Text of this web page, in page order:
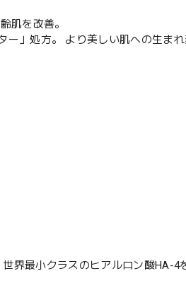
肌を改善。
」処方。 より美しい肌への生ま
界最小クラスのヒアルロン酸HA-4